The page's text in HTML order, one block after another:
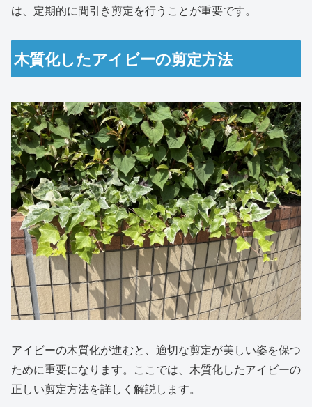
は、定期的に間引き剪定を行うことが重要です。
木質化したアイビーの剪定方法
アイビーの木質化が進むと、適切な剪定が美しい姿を保つ
ために重要になります。ここでは、木質化したアイビーの
正しい剪定方法を詳しく解説します。